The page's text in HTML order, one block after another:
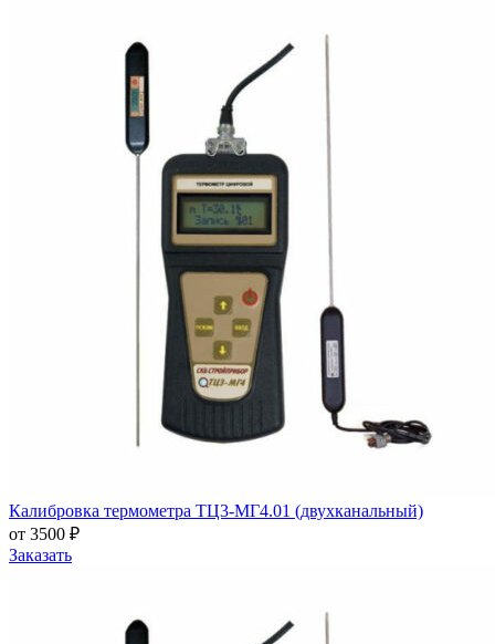
Калибровка термометра ТЦ3-МГ4.01 (двухканальный)
от 3500 ₽
Заказать